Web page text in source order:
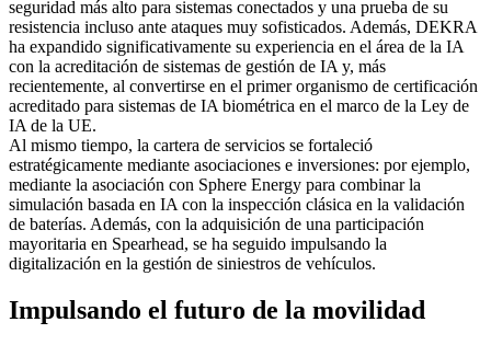
seguridad más alto para sistemas conectados y una prueba de su
resistencia incluso ante ataques muy sofisticados. Además, DEKRA
ha expandido significativamente su experiencia en el área de la IA
con la acreditación de sistemas de gestión de IA y, más
recientemente, al convertirse en el primer organismo de certificación
acreditado para sistemas de IA biométrica en el marco de la Ley de
IA de la UE.
Al mismo tiempo, la cartera de servicios se fortaleció
estratégicamente mediante asociaciones e inversiones: por ejemplo,
mediante la asociación con Sphere Energy para combinar la
simulación basada en IA con la inspección clásica en la validación
de baterías. Además, con la adquisición de una participación
mayoritaria en Spearhead, se ha seguido impulsando la
digitalización en la gestión de siniestros de vehículos.
Impulsando el futuro de la movilidad